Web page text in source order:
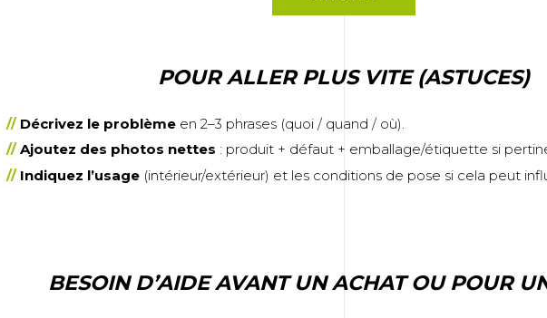
POUR ALLER PLUS VITE (ASTUCES)
Décrivez le problème en 2–3 phrases (quoi / quand / où).
Ajoutez des photos nettes : produit + défaut + emballage/étiquette si
Indiquez l’usage (intérieur/extérieur) et les conditions de pose si cela peut
BESOIN D’AIDE AVANT UN ACHAT OU POUR